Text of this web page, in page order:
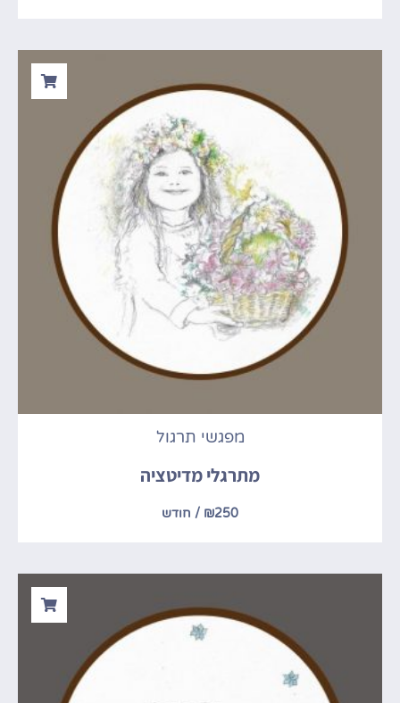
מפגשי תרגול
מתרגלי מדיטציה
₪250 / חודש